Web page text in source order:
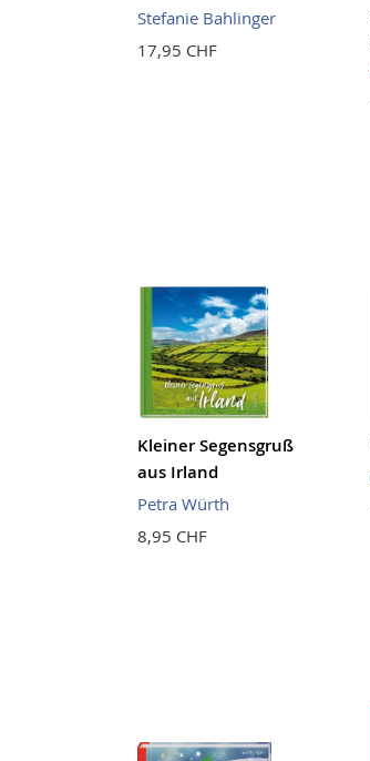
Stefanie Bahlinger
17,95 CHF
Kleiner Segensgruß
aus Irland
Petra Würth
8,95 CHF